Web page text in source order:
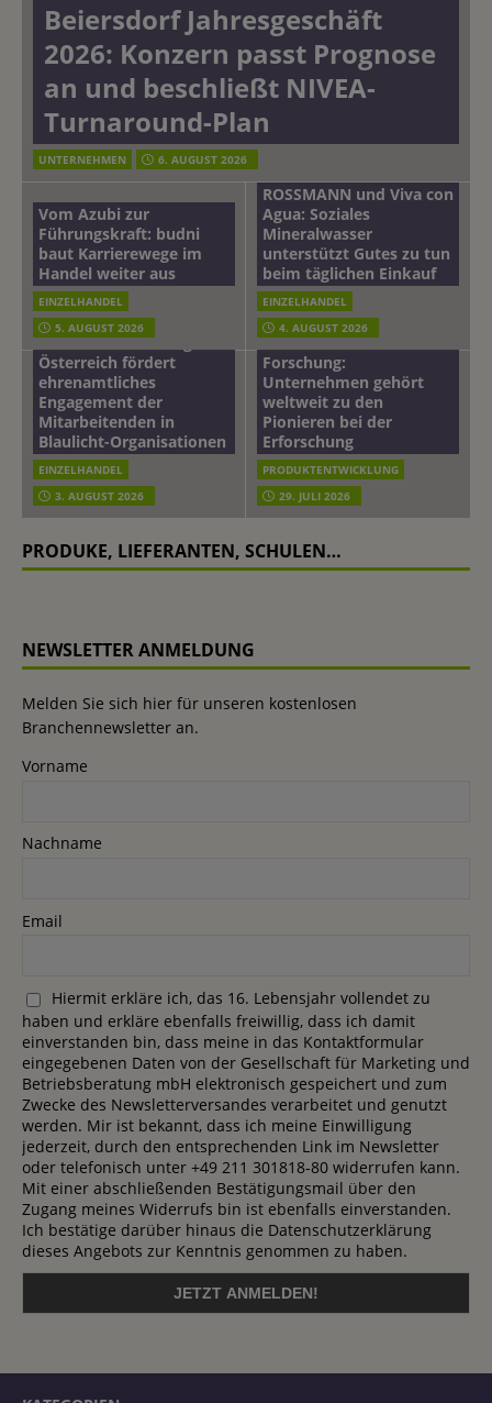
Beiersdorf Jahresgeschäft
2026: Konzern passt Prognose
an und beschließt NIVEA-
Turnaround-Plan
UNTERNEHMEN 6. AUGUST 2026
Vom Azubi zur
Führungskraft: budni
baut Karrierewege im
Handel weiter aus
EINZELHANDEL
5. AUGUST 2026
ROSSMANN und Viva con
Agua: Soziales
Mineralwasser
unterstützt Gutes zu tun
beim täglichen Einkauf
EINZELHANDEL
4. AUGUST 2026
mehr vom leben tag: dm
Österreich fördert
ehrenamtliches
Engagement der
Mitarbeitenden in
Blaulicht-Organisationen
EINZELHANDEL
3. AUGUST 2026
Beiersdorf
Hautmikrobiom-
Forschung:
Unternehmen gehört
weltweit zu den
Pionieren bei der
Erforschung
PRODUKTENTWICKLUNG
29. JULI 2026
PRODUKE, LIEFERANTEN, SCHULEN…
NEWSLETTER ANMELDUNG
Melden Sie sich hier für unseren kostenlosen
Branchennewsletter an.
Vorname
Nachname
Email
Hiermit erkläre ich, das 16. Lebensjahr vollendet zu
haben und erkläre ebenfalls freiwillig, dass ich damit
einverstanden bin, dass meine in das Kontaktformular
eingegebenen Daten von der Gesellschaft für Marketing und
Betriebsberatung mbH elektronisch gespeichert und zum
Zwecke des Newsletterversandes verarbeitet und genutzt
werden. Mir ist bekannt, dass ich meine Einwilligung
jederzeit, durch den entsprechenden Link im Newsletter
oder telefonisch unter +49 211 301818-80 widerrufen kann.
Mit einer abschließenden Bestätigungsmail über den
Zugang meines Widerrufs bin ist ebenfalls einverstanden.
Ich bestätige darüber hinaus die Datenschutzerklärung
dieses Angebots zur Kenntnis genommen zu haben.